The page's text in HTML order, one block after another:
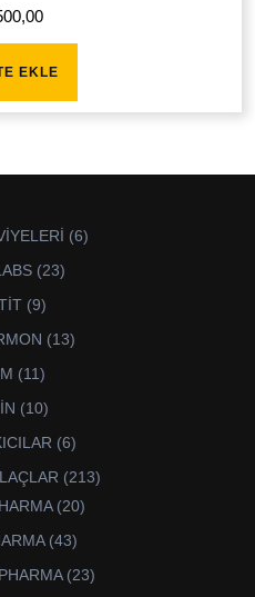
EKLE
66
2323
99
1313
1111
1010
66
213213
2020
4343
2323